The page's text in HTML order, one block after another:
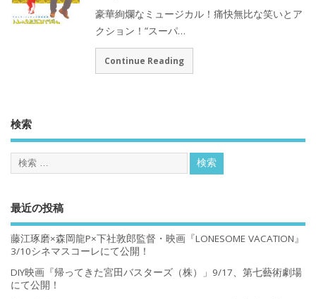
豪華絢爛なミュージカル！痛快無比な笑いとア
クション！“スーパ…
Continue Reading
検索
最近の投稿
藤江琢磨×森岡龍P×下社敦郎監督・映画『LONESOME VACATION』
3/10シネマスコーレにて公開！
DIY映画『帰ってきた宮田バスターズ（株）」9/17、第七藝術劇場
にて公開！